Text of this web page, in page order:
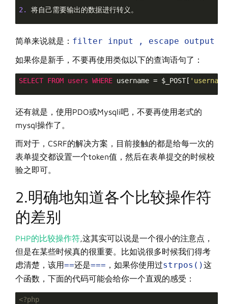
2. 将自己需要输出的数据进行转义。
简单来说就是： filter input , escape output
如果你是新手，不要再使用类似以下的查询语句了：
SELECT FROM users WHERE username = $_POST[
还有就是，使用PDO或Mysqli吧，不要再使用老式的
mysql操作了。
而对于，CSRF的解决方案，目前接触的都是给每一次的
表单提交都设置一个token值，然后在表单提交的时候校
验之即可。
2.明确地知道各个比较操作符
的差别
PHP的比较操作符,这其实可以说是一个很小的注意点，
但是在某些时候真的很重要。比如说很多时候我们得考
虑清楚，该用==还是=== ，如果你使用过strpos()这
个函数，下面的代码可能会给你一个直观的感受：
<?php